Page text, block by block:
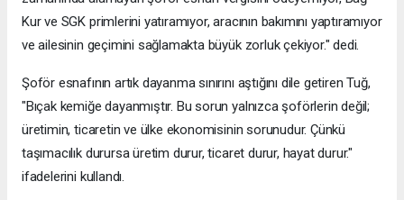
Kur ve SGK primlerini yatıramıyor, aracının bakımını yaptıramıyor
ve ailesinin geçimini sağlamakta büyük zorluk çekiyor." dedi.
Şoför esnafının artık dayanma sınırını aştığını dile getiren Tuğ,
"Bıçak kemiğe dayanmıştır. Bu sorun yalnızca şoförlerin değil;
üretimin, ticaretin ve ülke ekonomisinin sorunudur. Çünkü
taşımacılık durursa üretim durur, ticaret durur, hayat durur."
ifadelerini kullandı.